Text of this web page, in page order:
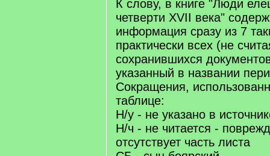
К слову, в книге "Люди
четверти XVII века"
информация сразу из 7
практически всех (не
сохранившихся
указанный в названии
Сокращения,
таблице:
Н/у - не указано в
Н/ч - не читается -
отсутствует часть листа